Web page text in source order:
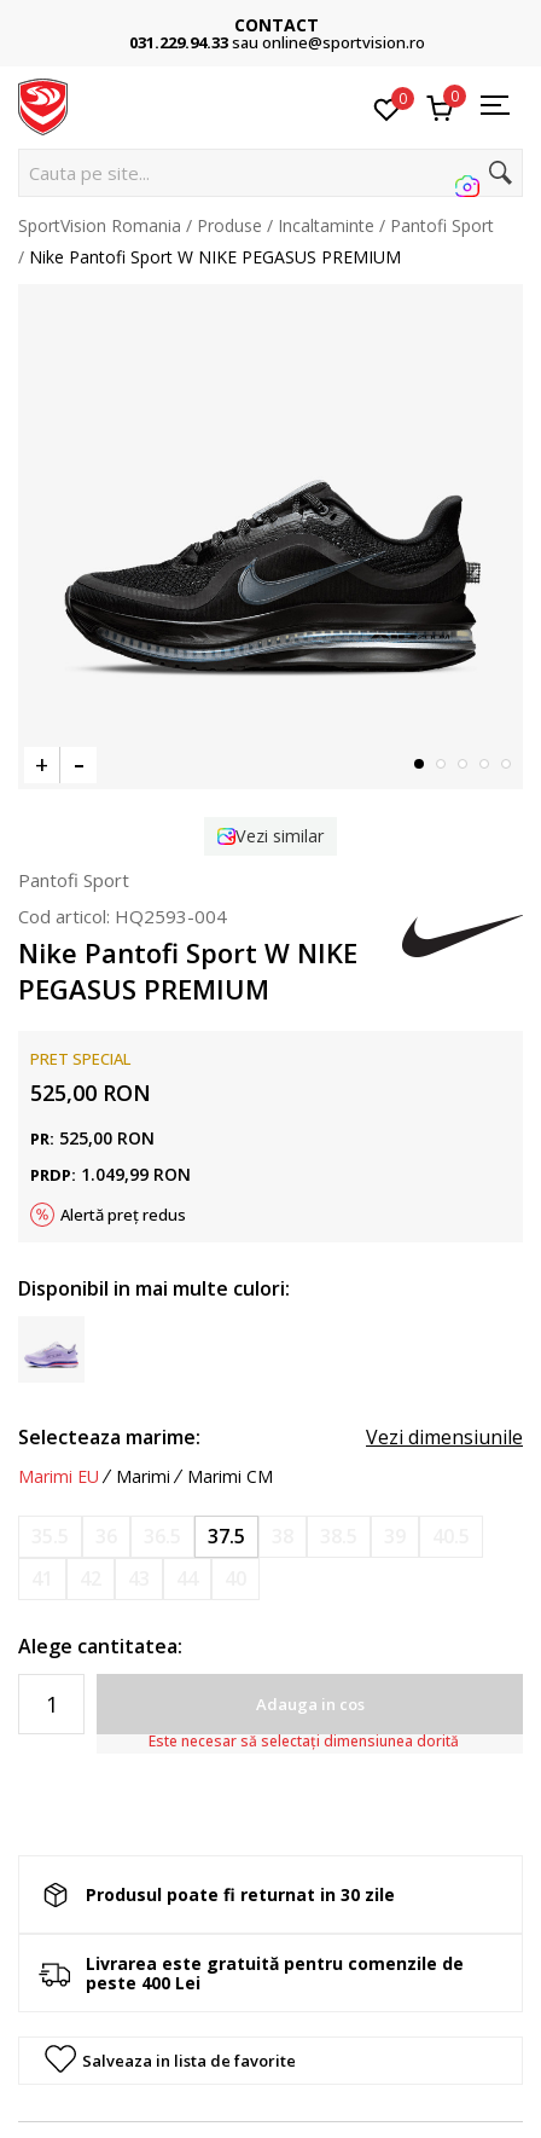
CONTACT
031.229.94.33sau online@sportvision.ro
0 0
Cauta pe site...
SportVision Romania Produse Incaltaminte
Pantofi Sport
Nike Pantofi Sport W NIKE PEGASUS PREMIUM
Vezi similar
Pantofi Sport
Cod articol: HQ2593-004
Nike Pantofi Sport W NIKE
PEGASUS PREMIUM
PRET SPECIAL
525,00 RON
PR: 525,00 RON
PRDP: 1.049,99 RON
Alertă preț redus
Disponibil in mai multe culori:
Selecteaza marime: Vezi dimensiunile
Marimi EU Marimi Marimi CM
37.5
Alege cantitatea:
Adauga in cos
Este necesar să selectați dimensiunea dorită
Produsul poate fi returnat in 30 zile
Livrarea este gratuită pentru comenzile de
peste 400 Lei
Salveaza in lista de favorite